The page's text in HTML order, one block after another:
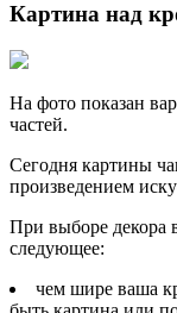
Картина над
На фото показан
частей.
Сегодня картины
произведением
При выборе декора
следующее:
чем шире ваша